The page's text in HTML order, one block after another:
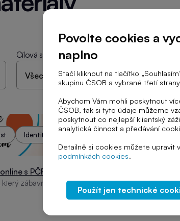
Cílová skupina
Identita
s PČR 03
který zábavnou formou
Internetová
Digitální stopa
Digitální svět:
Video upozorňující na
Povolte cookies a
naplno
Stačí kliknout na tlačítko
skupinu ČSOB a vybrané třetí strany.
Abychom Vám mohli poskytnout
ČSOB, tak si tyto údaje můžeme
poskytnout co nejlepší klientský
analytická činnost a předávání
Detailně si cookies můžete upravit v
podmínkách cookies
Použít jen technické